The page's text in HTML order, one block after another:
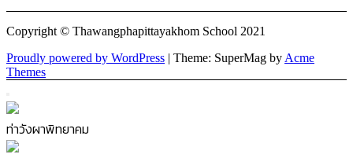
Copyright © Thawangphapittayakhom School 2021
Proudly powered by WordPress | Theme: SuperMag by Acme
Themes
ท่าวังผาพิทยาคม